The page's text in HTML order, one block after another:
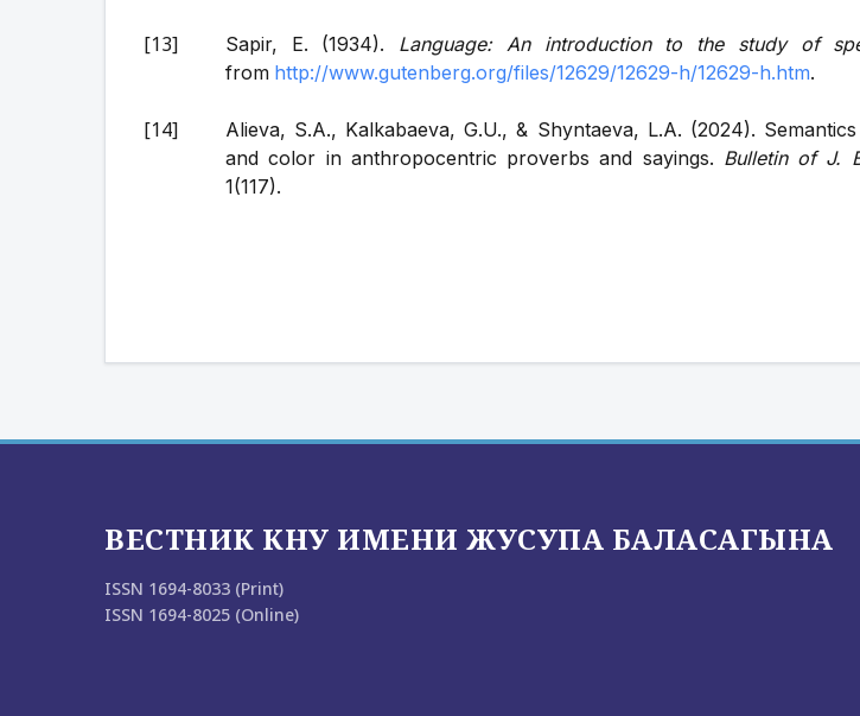
Sapir, E. (1934). Language: An introduction to the study of
from http://www.gutenberg.org/files/12629/12629-h/12629-h.htm.
Alieva, S.A., Kalkabaeva, G.U., & Shyntaeva, L.A. (2024).
and color in anthropocentric proverbs and sayings. Bulletin of J.
1(117).
ВЕСТНИК КНУ ИМЕНИ ЖУСУПА БАЛАСАГЫНА
ISSN 1694-8033 (Print)
ISSN 1694-8025 (Online)